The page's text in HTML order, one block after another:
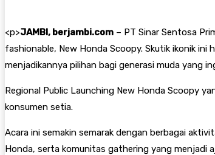
<p>JAMBI, berjambi.com – PT Sinar Sentosa
fashionable, New Honda Scoopy. Skutik ikonik
menjadikannya pilihan bagi generasi muda yang
Regional Public Launching New Honda Scoopy
konsumen setia.
Acara ini semakin semarak dengan berbagai
Honda, serta komunitas gathering yang menjadi